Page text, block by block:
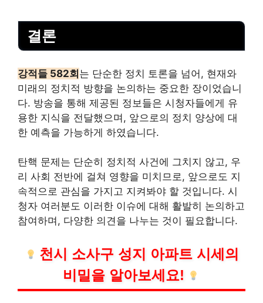
결론
강적들 582회는 단순한 정치 토론을 넘어, 현재와
미래의 정치적 방향을 논의하는 중요한 장이었습니
다. 방송을 통해 제공된 정보들은 시청자들에게 유
용한 지식을 전달했으며, 앞으로의 정치 양상에 대
한 예측을 가능하게 하였습니다.
탄핵 문제는 단순히 정치적 사건에 그치지 않고, 우
리 사회 전반에 걸쳐 영향을 미치므로, 앞으로도 지
속적으로 관심을 가지고 지켜봐야 할 것입니다. 시
청자 여러분도 이러한 이슈에 대해 활발히 논의하고
참여하며, 다양한 의견을 나누는 것이 필요합니다.
천시 소사구 성지 아파트 시세의
비밀을 알아보세요!